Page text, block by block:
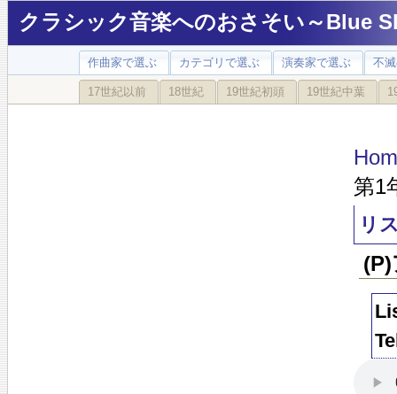
クラシック音楽へのおさそい～Blue
作曲家で選ぶ カテゴリで選ぶ 演奏家で選ぶ 不
17世紀以前 18世紀 19世紀初頭 19世紀中葉
第1
リ